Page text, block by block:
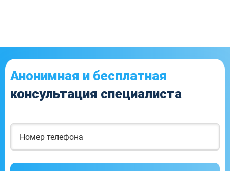
Анонимная и бесплатная
консультация специалиста